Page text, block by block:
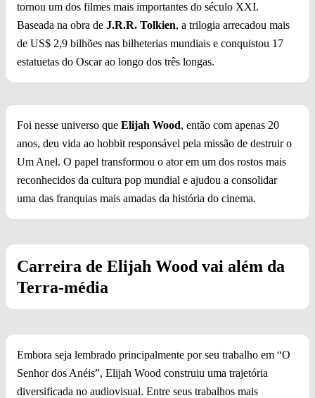
tornou um dos filmes mais importantes do século XXI.
Baseada na obra de J.R.R. Tolkien, a trilogia arrecadou mais
de US$ 2,9 bilhões nas bilheterias mundiais e conquistou 17
estatuetas do Oscar ao longo dos três longas.
Foi nesse universo que Elijah Wood, então com apenas 20
anos, deu vida ao hobbit responsável pela missão de destruir o
Um Anel. O papel transformou o ator em um dos rostos mais
reconhecidos da cultura pop mundial e ajudou a consolidar
uma das franquias mais amadas da história do cinema.
Carreira de Elijah Wood vai além da
Terra-média
Embora seja lembrado principalmente por seu trabalho em “O
Senhor dos Anéis”, Elijah Wood construiu uma trajetória
diversificada no audiovisual. Entre seus trabalhos mais